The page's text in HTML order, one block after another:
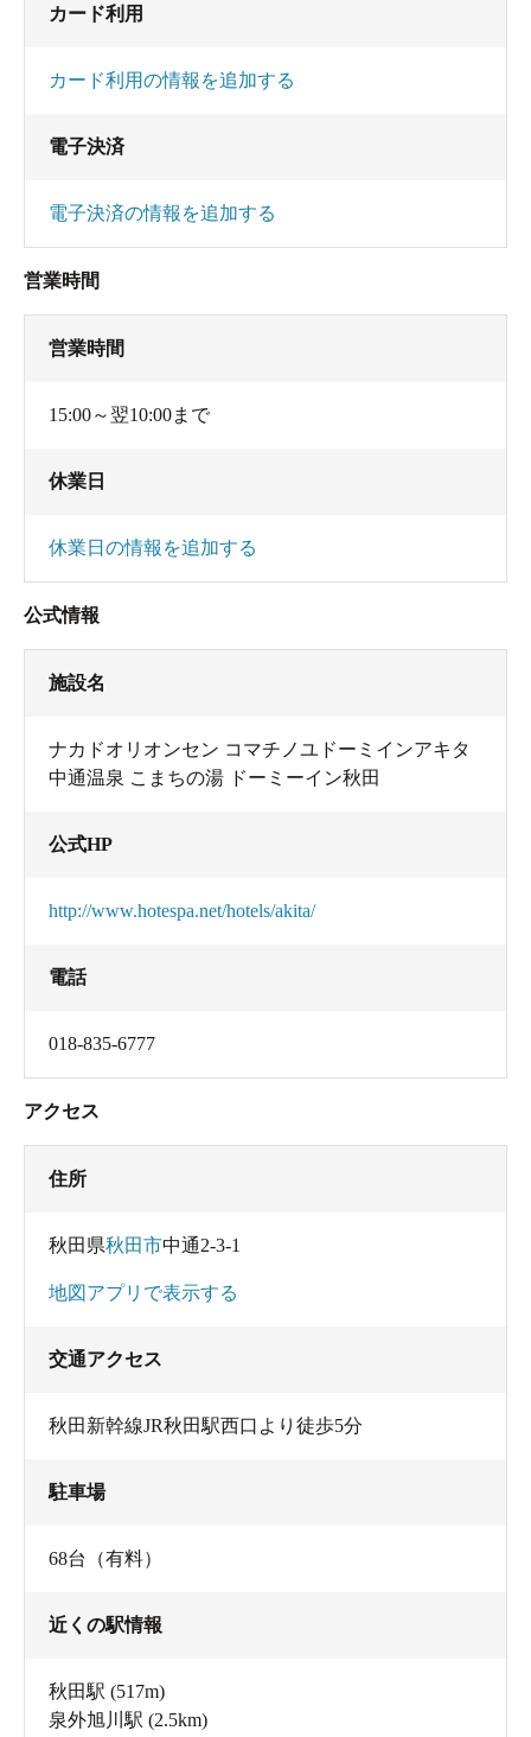
カード利用
カード利用の情報を追加する
電子決済
電子決済の情報を追加する
営業時間
営業時間
15:00～翌10:00まで
休業日
休業日の情報を追加する
公式情報
施設名
ナカドオリオンセン コマチノユドーミインアキタ
中通温泉 こまちの湯 ドーミーイン秋田
公式HP
http://www.hotespa.net/hotels/akita/
電話
018-835-6777
アクセス
住所
秋田県秋田市中通2-3-1
地図アプリで表示する
交通アクセス
秋田新幹線JR秋田駅西口より徒歩5分
駐車場
68台（有料）
近くの駅情報
秋田駅 (517m)
泉外旭川駅 (2.5km)